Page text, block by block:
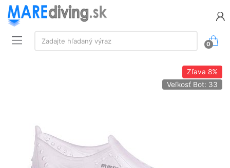
Vyhľadávanie:
Zadajte hľadaný výraz
0
Zľava 8%
Veľkosť Bot: 33